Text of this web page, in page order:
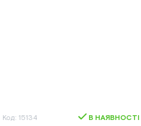
Код: 15134 В НАЯВНОСТІ